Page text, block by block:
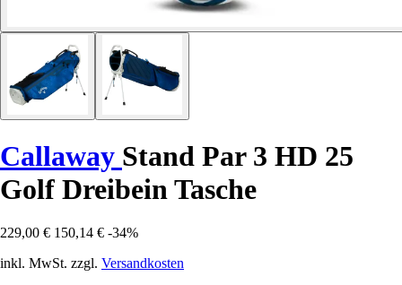
Callaway Stand Par 3 HD 25
Golf Dreibein Tasche
229,00 € 150,14 € -34%
inkl. MwSt. zzgl. Versandkosten